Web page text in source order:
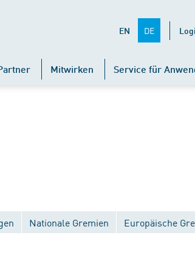
EN DE
Mitwirken Service für
Nationale Gremien Europäische